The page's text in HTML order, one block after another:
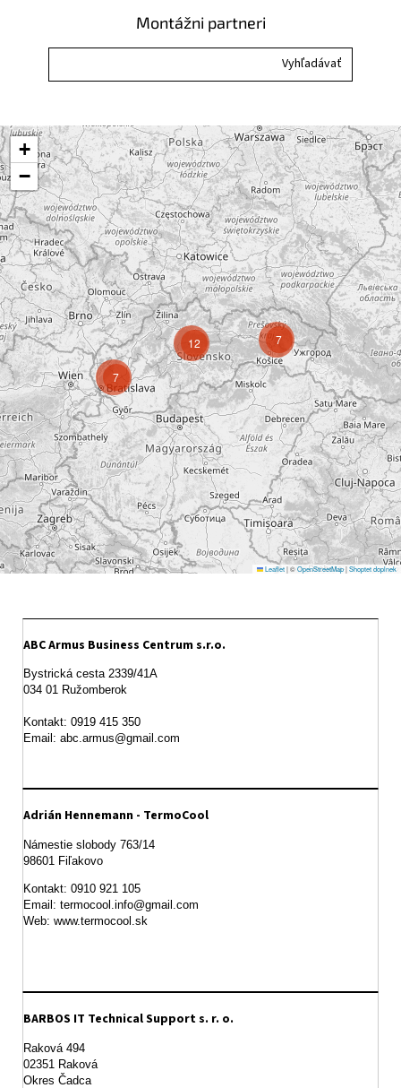
Montážni partneri
7
7
12
+
−
Leaflet|©OpenStreetMap|Shoptet doplnek
ABC Armus Business Centrum s.r.o.
Bystrická cesta 2339/41A
034 01 Ružomberok
Kontakt: 0919 415 350
Adrián Hennemann - TermoCool
Námestie slobody 763/14
98601 Fiľakovo
Kontakt: 0910 921 105
Email: termocool.info@gmail.com
Web: www.termocool.sk
BARBOS IT Technical Support s. r. o.
Raková 494
02351 Raková
Okres Čadca